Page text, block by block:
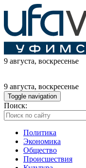
9 августа, воскресенье
9 августа, воскресенье
Toggle navigation
Поиск:
Политика
Экономика
Общество
Происшествия